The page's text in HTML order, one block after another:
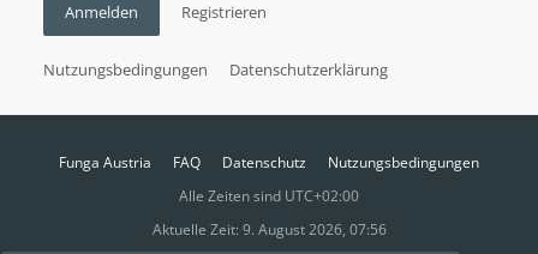
Anmelden Registrieren
Nutzungsbedingungen Datenschutzerklärung
Funga Austria FAQ Datenschutz
Nutzungsbedingungen
Alle Zeiten sind UTC+02:00
Aktuelle Zeit: 9. August 2026, 07:56